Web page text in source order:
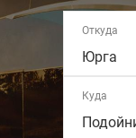
Откуда
Юрга
Куда